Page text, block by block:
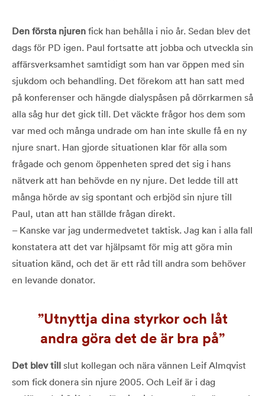
Den första njuren fick han behålla i nio år. Sedan blev det
dags för PD igen. Paul fortsatte att jobba och utveckla sin
affärsverksamhet samtidigt som han var öppen med sin
sjukdom och behandling. Det förekom att han satt med
på konferenser och hängde dialyspåsen på dörrkarmen så
alla såg hur det gick till. Det väckte frågor hos dem som
var med och många undrade om han inte skulle få en ny
njure snart. Han gjorde situationen klar för alla som
frågade och genom öppenheten spred det sig i hans
nätverk att han behövde en ny njure. Det ledde till att
många hörde av sig spontant och erbjöd sin njure till
Paul, utan att han ställde frågan direkt.
– Kanske var jag undermedvetet taktisk. Jag kan i alla fall
konstatera att det var hjälpsamt för mig att göra min
situation känd, och det är ett råd till andra som behöver
en levande donator.
Utnyttja dina styrkor och låt
andra göra det de är bra på
Det blev till slut kollegan och nära vännen Leif Almqvist
som fick donera sin njure 2005. Och Leif är i dag